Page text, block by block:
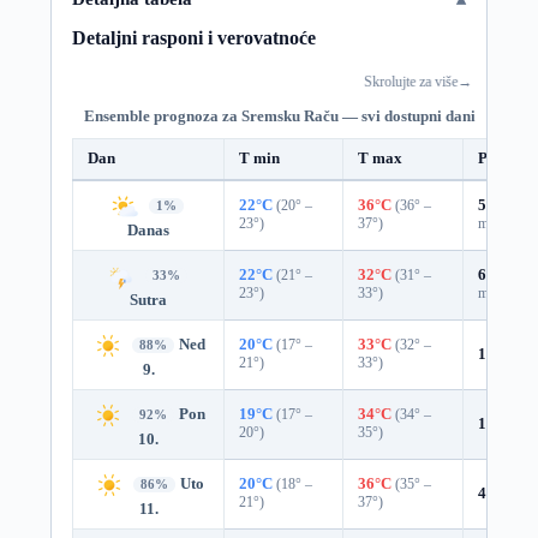
Detaljni rasponi i verovatnoće
Skrolujte za više→
Ensemble prognoza za Sremsku Raču — svi dostupni dani
Dan T min T max
1%
Danas
22°C (20° –
23°)
36°C (36° –
37°)
52%
mm)
33%
Sutra
22°C (21° –
23°)
32°C (31° –
33°)
62%
mm)
88%
Ned
9.
20°C (17° –
21°)
33°C (32° –
33°)
1%
92%
Pon
10.
19°C (17° –
20°)
34°C (34° –
35°)
1%
86%
Uto
11.
20°C (18° –
21°)
36°C (35° –
37°)
4%